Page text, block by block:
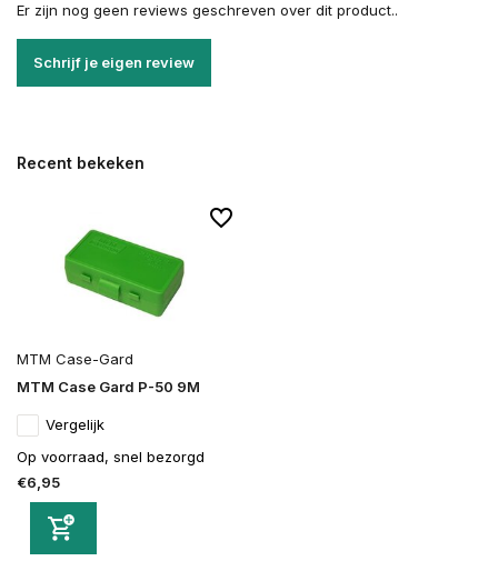
Er zijn nog geen reviews geschreven over dit product..
Schrijf je eigen review
Recent bekeken
MTM Case-Gard
MTM Case Gard P-50 9M
Vergelijk
Op voorraad, snel bezorgd
€6,95